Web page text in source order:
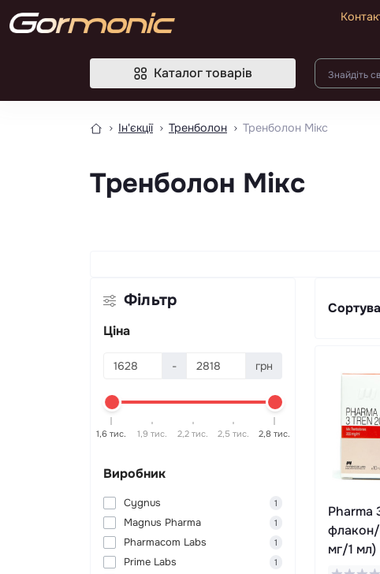
Каталог товарів
Ін'єкції Тренболон Тренболон Мікс
Тренболон Мікс
Фільтр
Ціна
- грн
1,6 тис. 1,9 тис. 2,2 тис. 2,5 тис. 2,8 тис.
Виробник
Cygnus 1
Magnus Pharma 1
Pharmacom Labs 1
Prime Labs 1
Pharma
мг/1 мл)